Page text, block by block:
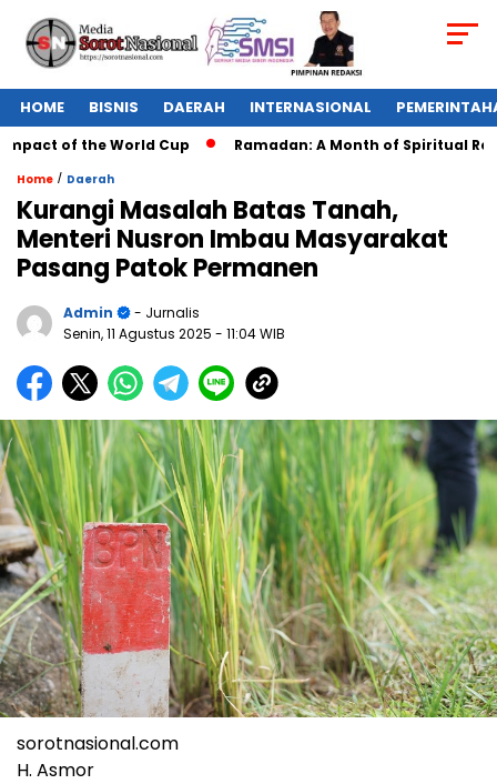
HOME BISNIS DAERAH INTERNASIONAL
of the World Cup Ramadan: A Month of Spiritual
Home / Daerah
Kurangi Masalah Batas Tanah,
Menteri Nusron Imbau Masyarakat
Pasang Patok Permanen
Admin
- Jurnalis
Senin, 11 Agustus 2025 - 11:04 WIB
sorotnasional.com
H. Asmor